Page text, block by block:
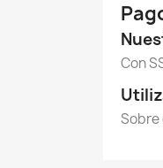
Con
Sobre